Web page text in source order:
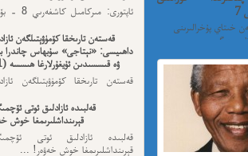
ئاپتورى: مىركامىل
قەستەن تارىخقا كۆمۈۋېتىلگەن
داھىيسى: «نېتاجى» سۇبھاس چاندرا
ۋە قىسسىدىن ئۇيغۇرلارغا ھىسسە (01)
قەستەن تارىخقا كۆمۈۋېتىلگەن
قەلبىدە ئازادلىق ئوتى
قېرىنداشلىرىمغا خوش
قەلبىدە ئازادلىق ئوتى
قېرىنداشلىرىمغا خوش خەۋەر! ...